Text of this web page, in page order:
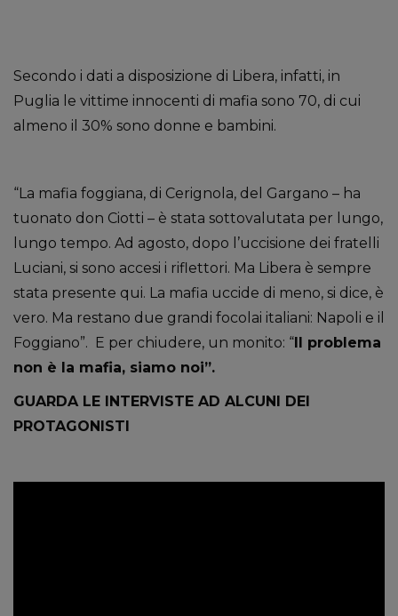
Secondo i dati a disposizione di Libera, infatti, in
Puglia le vittime innocenti di mafia sono 70, di cui
almeno il 30% sono donne e bambini.
“La mafia foggiana, di Cerignola, del Gargano – ha
tuonato don Ciotti – è stata sottovalutata per lungo,
lungo tempo. Ad agosto, dopo l’uccisione dei fratelli
Luciani, si sono accesi i riflettori. Ma Libera è sempre
stata presente qui. La mafia uccide di meno, si dice, è
vero. Ma restano due grandi focolai italiani: Napoli e il
Foggiano”. E per chiudere, un monito: “Il problema
non è la mafia, siamo noi”.
GUARDA LE INTERVISTE AD ALCUNI DEI
PROTAGONISTI